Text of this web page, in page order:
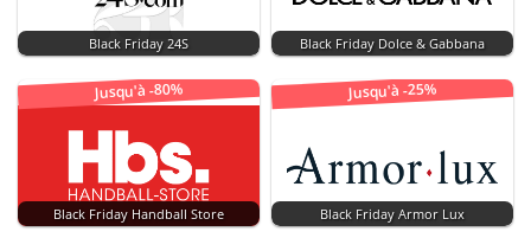
Black Friday 24S Black Friday Dolce & Gabbana
Jusqu'à -80%
Black Friday Handball Store
Jusqu'à -25%
Black Friday Armor Lux